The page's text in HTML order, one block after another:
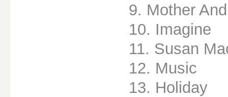
9. Mother
10. Imagine
11. Susan
12. Music
13. Holiday